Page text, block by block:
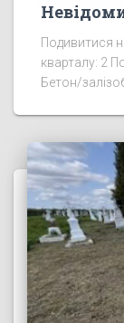
Подивитися
кварталу: 2
Бетон/